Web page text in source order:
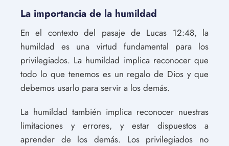
La importancia de la humildad
En el contexto del pasaje de Lucas 12:48, la
humildad es una virtud fundamental para los
privilegiados. La humildad implica reconocer que
todo lo que tenemos es un regalo de Dios y que
debemos usarlo para servir a los demás.
La humildad también implica reconocer nuestras
limitaciones y errores, y estar dispuestos a
aprender de los demás. Los privilegiados no